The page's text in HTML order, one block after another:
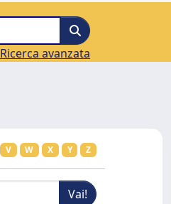
Ricerca avanzata
V W X Y Z